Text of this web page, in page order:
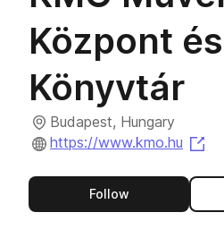
Központ és
Könyvtár
Budapest, Hungary
https://www.kmo.hu
Followthis publisher